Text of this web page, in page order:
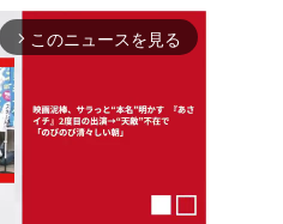
arrow_forward_ios このニュースを見る